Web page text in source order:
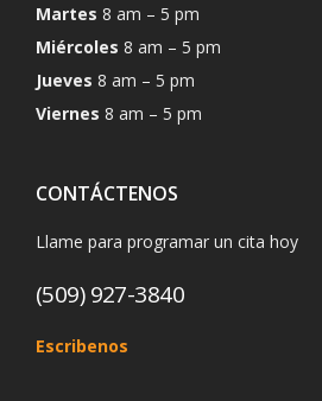
Martes 8 am – 5 pm
Miércoles 8 am – 5 pm
Jueves 8 am – 5 pm
Viernes 8 am – 5 pm
CONTÁCTENOS
Llame para programar un cita hoy
(509) 927-3840
Escribenos